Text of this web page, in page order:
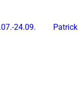
24.09.